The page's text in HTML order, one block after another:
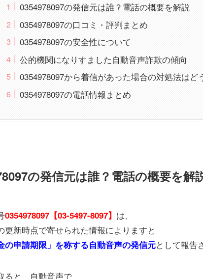
0354978097の発信元は誰？電話の概要を解説
0354978097の口コミ・評判まとめ
0354978097の安全性について
公的機関になりすました自動音声詐欺の傾向
0354978097から着信があった場合の対処法はど
0354978097の電話情報まとめ
の発信元は誰？電話の概要を解
0354978097【03-5497-8097】 は、
更新時点で寄せられた情報によりますと
の申請期限」を称する自動音声の発信元として報告
ると、自動音声で